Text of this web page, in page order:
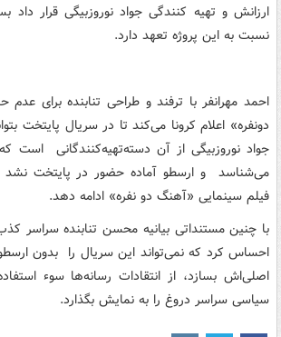
نسبت به این پروژه تعهد دارد.
احمد مهرانفر با ترفند و طراحی تنابنده برای
دونفره» اعلام کرونا می‌کند تا در سریال پایتخت
جواد نوروزبیگی از آن دسته‌تهیه‌کنندگانی است
می‌شناسد و ارسطو آماده حضور در پایتخت نشد
فیلم سینمایی «آهنگ دو نفره» ادامه دهد.
با چنین مستنداتی بیانیه محسن تنابنده سراسر
احساس کرد که نمی‌تواند این سریال را بدون
اصلی‌اش بسازد، از انتقادات رسانه‌ها سوء
سیاسی سراسر دروغ را به نمایش بگذارد.